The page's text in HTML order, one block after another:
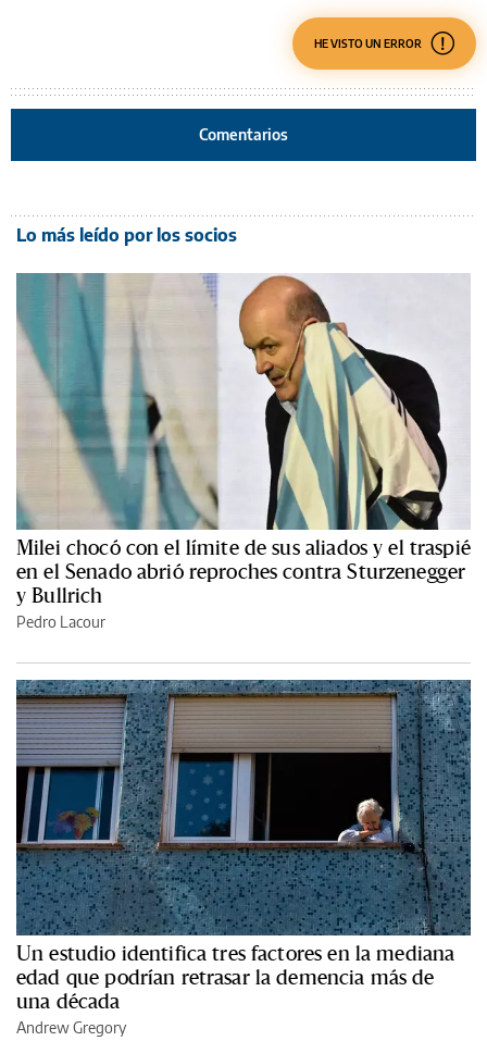
HE VISTO UN ERROR
Comentarios
Lo más leído por los socios
Milei chocó con el límite de sus aliados y el traspié
en el Senado abrió reproches contra Sturzenegger
y Bullrich
Pedro Lacour
Un estudio identifica tres factores en la mediana
edad que podrían retrasar la demencia más de
una década
Andrew Gregory